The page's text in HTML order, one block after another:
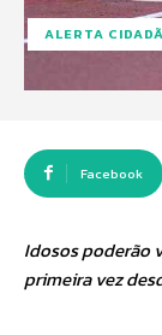
ALERTA
Facebook
Idosos poderão
primeira vez